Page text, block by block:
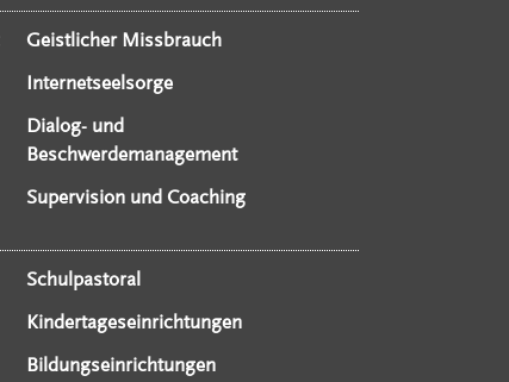
Geistlicher Missbrauch
Internetseelsorge
Dialog- und
Beschwerdemanagement
Supervision und Coaching
Schulpastoral
Kindertageseinrichtungen
Bildungseinrichtungen